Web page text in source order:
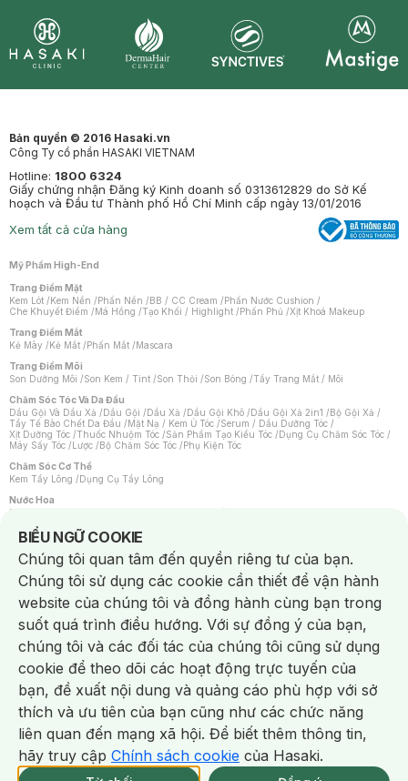
NowFree 2H Giao Nhanh Miễn Phí 2H Xem chi tiết
Bản quyền © 2016 Hasaki.vn
Công Ty cổ phần HASAKI VIETNAM
Hotline: 1800 6324
Giấy chứng nhận Đăng ký Kinh doanh số 0313612829 do Sở Kế
hoạch và Đầu tư Thành phố Hồ Chí Minh cấp ngày 13/01/2016
Xem tất cả cửa hàng
Mỹ Phẩm High-End
Trang Điểm Mặt
Kem Lót /Kem Nền /Phấn Nền /BB / CC Cream /Phấn Nước Cushion /
Che Khuyết Điểm /Má Hồng /Tạo Khối / Highlight /Phấn Phủ /Xịt Khoá Makeup
Trang Điểm Mắt
Kẻ Mày /Kẻ Mắt /Phấn Mắt /Mascara
Trang Điểm Môi
Son Dưỡng Môi /Son Kem / Tint /Son Thỏi /Son Bóng /Tẩy Trang Mắt / Môi
Chăm Sóc Tóc Và Da Đầu
Dầu Gội Và Dầu Xả /Dầu Gội /Dầu Xả /Dầu Gội Khô /Dầu Gội Xả 2in1 /Bộ Gội Xả /
Tẩy Tế Bào Chết Da Đầu /Mặt Nạ / Kem Ủ Tóc /Serum / Dầu Dưỡng Tóc /
Xịt Dưỡng Tóc /Thuốc Nhuộm Tóc /Sản Phẩm Tạo Kiểu Tóc /Dụng Cụ Chăm Sóc Tóc /
Máy Sấy Tóc /Lược /Bộ Chăm Sóc Tóc /Phụ Kiện Tóc
Chăm Sóc Cơ Thể
Kem Tẩy Lông /Dụng Cụ Tẩy Lông
Nước Hoa
Nước Hoa Nữ
Chăm Sóc Cá Nhân
Chống Muỗi /Khẩu Trang /Máy Massage/Mặt Nạ Xông Hơi /Nước Rửa Tay/
Sản Phẩm Chăm Sóc Khác /Bàn Chải Đánh Răng /Bàn Chải Điện/
Hỗ Trợ Trắng Răng/Kem Đánh Răng /Máy Tăm Nước/ Nước Súc Miệng/
Tăm / Chỉ Nha Khoa/ Xịt Thơm Miệng / Dung Dịch Vệ Sinh/Dưỡng Vùng Kín/
Khăn Ướt Vệ Sinh Vùng Kín/Băng Vệ Sinh/Tampon/Bọt Cạo Râu /Dao Cạo Râu/
Máy Cạo Râu
Vấn Đề Về Da
Da Dầu / Lỗ Chân Lông To/ Da Khô / Mất Nước/ Da Lão Hóa/ Da Mụn/
Da Nhạy Cảm / Kích Ứng
Da Xỉn Màu Thâm / Nám / Tàn Nhang
Quầng Thâm & Bọng Mắt /Sẹo /Viêm Da Cơ Địa
Dụng Cụ / Phụ Kiện Chăm Sóc Da
Bông Tẩy Trang
Khăn Lau Mặt Khô Dụng Cụ / Máy Rửa Mặt Máy Chăm Sóc Da
Dụng Cụ Chăm Sóc Khác
BIỂU NGỮ COOKIE
Notice about cookies usage
Chúng tôi quan tâm đến quyền riêng tư của bạn.
Chúng tôi sử dụng các cookie cần thiết để vận hành
website của chúng tôi và đồng hành cùng bạn trong
suốt quá trình điều hướng. Với sự đồng ý của bạn,
chúng tôi và các đối tác của chúng tôi cũng sử dụng
cookie để theo dõi các hoạt động trực tuyến của
bạn, đề xuất nội dung và quảng cáo phù hợp với sở
thích và ưu tiên của bạn cũng như các chức năng
liên quan đến mạng xã hội. Để biết thêm thông tin,
hãy truy cập Chính sách cookie của Hasaki.